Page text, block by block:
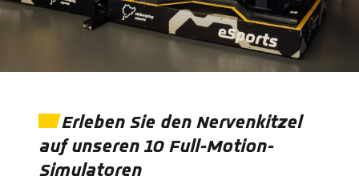
Erleben Sie den Nervenkitzel
auf unseren 10 Full-Motion-
Simulatoren